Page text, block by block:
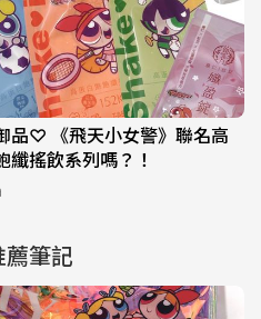
品♡ 《飛天小女警》聯名高
纖搖飲系列嗎？！
筆記